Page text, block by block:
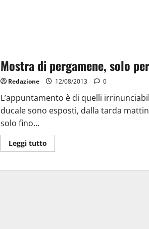
Mostra di pergamene, solo
Redazione 12/08/2013 0
L’appuntamento è di quelli
ducale sono esposti, dalla tarda
solo fino...
Leggi tutto